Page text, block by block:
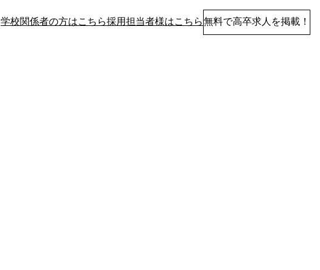
学校関係者の方はこちら採用担当者様はこちら無料で高卒求人を掲載！